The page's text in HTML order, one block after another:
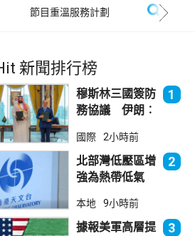
節目重溫服務計劃
新聞排行榜
穆斯林三國簽防
務協議 伊朗︰
安全
1
國際 2小時前
北部灣低壓區增
強為熱帶低氣
本港直接威脅不
大
2
本地 9小時前
據報美軍高層提
3